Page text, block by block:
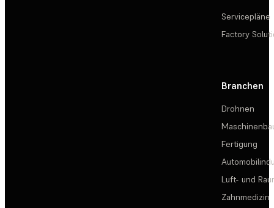
Servicepläne
Factory
Branchen
Drohnen
Fertigung
Luft- und
Zahnmedizin